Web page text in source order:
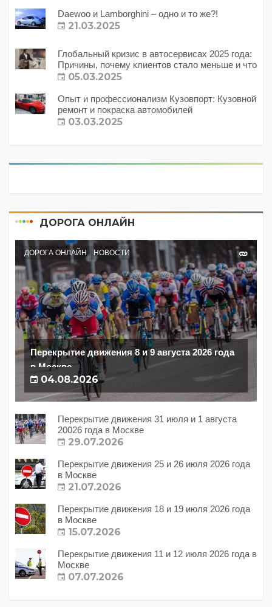
Daewoo и Lamborghini – одно и то же?!
21.03.2025
Глобальный кризис в автосервисах 2025 года:
Причины, почему клиентов стало меньше и что
с этим делать?
05.03.2025
Опыт и профессионализм Кузовпорт: Кузовной
ремонт и покраска автомобилей
03.03.2025
ДОРОГА ОНЛАЙН
ДОРОГА ОНЛАЙН НОВОСТИ
Перекрытие движения 8 и 9 августа 2026 года
в Москве
04.08.2026
Перекрытие движения 31 июля и 1 августа
20026 года в Москве
29.07.2026
Перекрытие движения 25 и 26 июля 2026 года
в Москве
21.07.2026
Перекрытие движения 18 и 19 июля 2026 года
в Москве
15.07.2026
Перекрытие движения 11 и 12 июля 2026 года в
Москве
07.07.2026